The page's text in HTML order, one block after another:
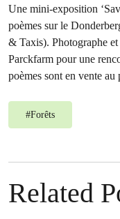
Une mini-exposition
poèmes sur le
& Taxis). Photographe et
Parckfarm pour une
poèmes sont en vente au
#Forêts
Related